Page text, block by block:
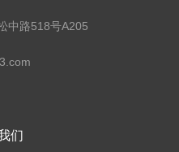
中路518号A205
们